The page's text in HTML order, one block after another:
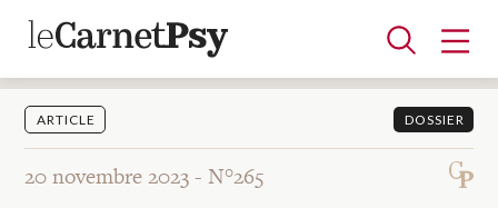
Articles
ARTICLE DOSSIER
20 novembre 2023 -N°265